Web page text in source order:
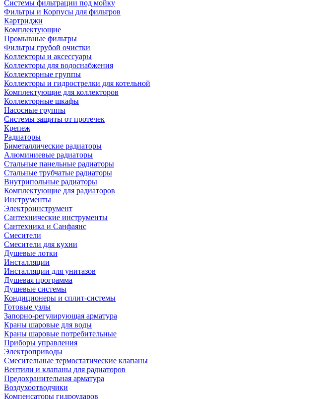
Системы фильтрации под мойку
Фильтры и Корпусы для фильтров
Картриджи
Комплектующие
Промывные фильтры
Фильтры грубой очистки
Коллекторы и аксессуары
Коллекторы для водоснабжения
Коллекторные группы
Коллекторы и гидрострелки для котельной
Комплектующие для коллекторов
Коллекторные шкафы
Насосные группы
Системы защиты от протечек
Крепеж
Радиаторы
Биметаллические радиаторы
Алюминиевые радиаторы
Стальные панельные радиаторы
Стальные трубчатые радиаторы
Внутрипольные радиаторы
Комплектующие для радиаторов
Инструменты
Электроинструмент
Сантехнические инструменты
Сантехника и Санфаянс
Смесители
Смесители для кухни
Душевые лотки
Инсталляции
Инсталляции для унитазов
Душевая программа
Душевые системы
Кондиционеры и сплит-системы
Готовые узлы
Запорно-регулирующая арматура
Краны шаровые для воды
Краны шаровые потребительные
Приборы управления
Электроприводы
Смесительные термостатические клапаны
Вентили и клапаны для радиаторов
Предохранительная арматура
Воздухоотводчики
Компенсаторы гидроударов